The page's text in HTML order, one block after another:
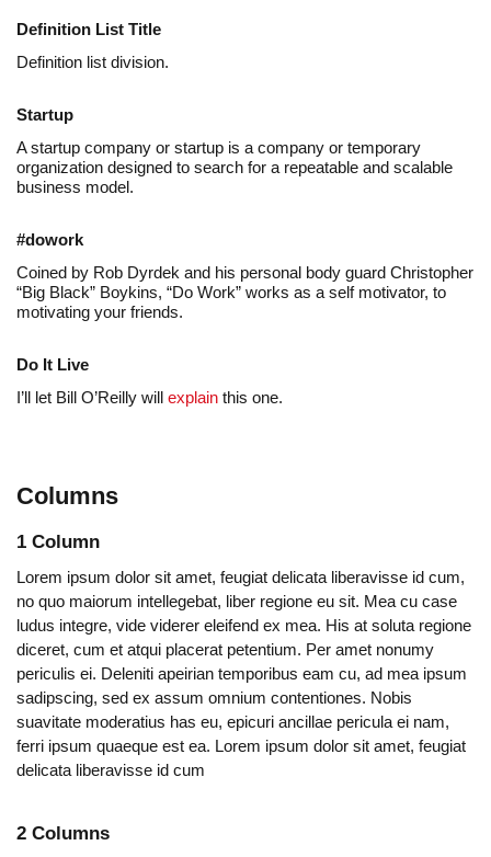
Definition List Title
Definition list division.
Startup
A startup company or startup is a company or temporary
organization designed to search for a repeatable and scalable
business model.
#dowork
Coined by Rob Dyrdek and his personal body guard Christopher
“Big Black” Boykins, “Do Work” works as a self motivator, to
motivating your friends.
Do It Live
I’ll let Bill O’Reilly will explain this one.
Columns
1 Column
Lorem ipsum dolor sit amet, feugiat delicata liberavisse id cum,
no quo maiorum intellegebat, liber regione eu sit. Mea cu case
ludus integre, vide viderer eleifend ex mea. His at soluta regione
diceret, cum et atqui placerat petentium. Per amet nonumy
periculis ei. Deleniti apeirian temporibus eam cu, ad mea ipsum
sadipscing, sed ex assum omnium contentiones. Nobis
suavitate moderatius has eu, epicuri ancillae pericula ei nam,
ferri ipsum quaeque est ea. Lorem ipsum dolor sit amet, feugiat
delicata liberavisse id cum
2 Columns